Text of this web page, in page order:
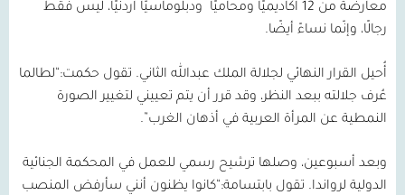
معارضة من
أكاديميًا ومحاميًا
ودبلوماسيًّا أردنيًا، ليس فقط
رجالًا، وإنّما نساءً أيضًا.
أُحيل القرار النهائي لجلالة الملك عبدالله الثاني. تقول حكمت:“لطالما
عُرف جلالته ببعد النظر، وقد قرر أن يتم تعييني لتغيير الصورة
النمطية عن المرأة العربية في أذهان الغرب”.
وبعد أسبوعين، وصلها ترشيح رسمي للعمل في المحكمة الجنائية
الدولية لرواندا. تقول بابتسامة:“كانوا يظنون أنني سأرفض المنصب